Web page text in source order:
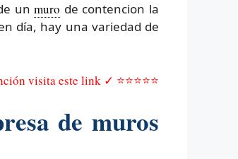
unmuro de contencion la
día, hay una variedad de
visita este link ✓ ⭐⭐⭐⭐⭐
de muros